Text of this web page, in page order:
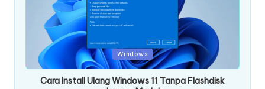
Posted
in
Windows
Cara Install Ulang Windows 11 Tanpa Flashdisk